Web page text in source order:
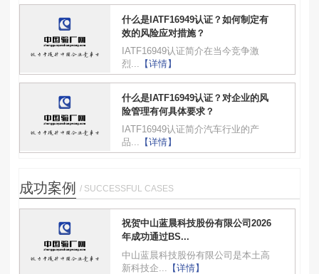
什么是IATF16949认证？如何制定有
效的风险应对措施？
IATF16949认证简介在当今竞争激
烈...
【详情】
什么是IATF16949认证？对企业的风
险管理有何具体要求？
IATF16949认证简介汽车行业的产
品...
【详情】
成功案例 / SUCCESSFUL CASES
祝贺中山蓝晨科技股份有限公司2026
年成功通过BS...
中山蓝晨科技股份有限公司是本土高
新科技企...
【详情】